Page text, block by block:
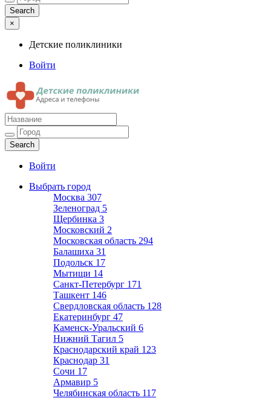
×
Детские поликлиники
Войти
Детские поликлиники
Адреса и телефоны поликлиник
Войти
Выбрать город
Москва 307
Зеленоград 5
Щербинка 3
Московский 2
Московская область 294
Балашиха 31
Подольск 17
Мытищи 14
Санкт-Петербург 171
Ташкент 146
Свердловская область 128
Екатеринбург 47
Каменск-Уральский 6
Нижний Тагил 5
Краснодарский край 123
Краснодар 31
Сочи 17
Армавир 5
Челябинская область 117